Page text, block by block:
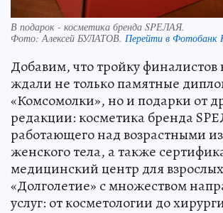
В подарок - косметика бренда SPЕЛАЯ.
Фото:Алексей БУЛАТОВ. Перейти в Фотобанк
Добавим, что тройку финалистов
ждали не только памятные
«Комсомолки», но и подарки от
редакции: косметика бренда
работающего над возрастными
женского тела, а также
медицинский центр для
«Долголетие» с множеством
услуг: от косметологии до